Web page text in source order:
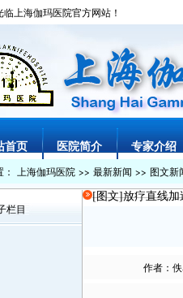
上海伽玛医院官方网站！
首页 医院简介 专家介绍
上海伽玛医院 >> 最新新闻 >> 图文新
栏目
[图文]放疗直线
作者：